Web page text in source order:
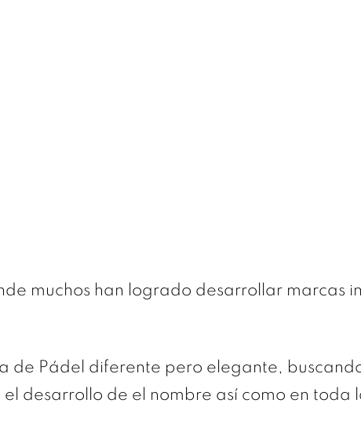
muchos han logrado desarrollar marcas
de Pádel diferente pero elegante,
desarrollo de el nombre así como en toda